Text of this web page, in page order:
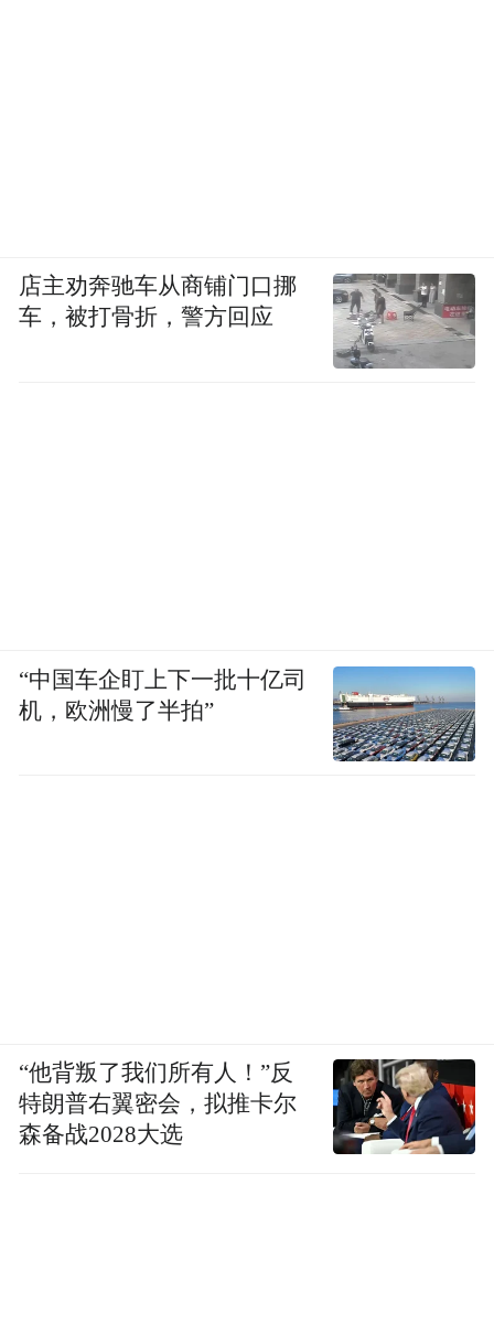
店主劝奔驰车从商铺门口挪
车，被打骨折，警方回应
“中国车企盯上下一批十亿司
机，欧洲慢了半拍”
“他背叛了我们所有人！”反
特朗普右翼密会，拟推卡尔
森备战2028大选